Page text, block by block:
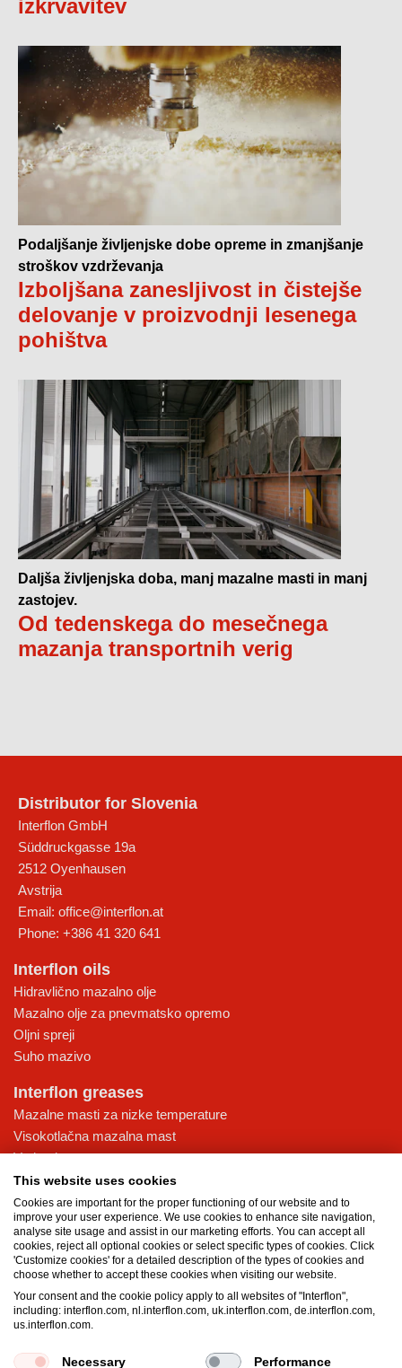
izkrvavitev
Podaljšanje življenjske dobe opreme in zmanjšanje
stroškov vzdrževanja
Izboljšana zanesljivost in čistejše
delovanje v proizvodnji lesenega
pohištva
Daljša življenjska doba, manj mazalne masti in manj
zastojev.
Od tedenskega do mesečnega
mazanja transportnih verig
Distributor for Slovenia
Interflon GmbH
Süddruckgasse 19a
2512 Oyenhausen
Avstrija
Email: office@interflon.at
Phone: +386 41 320 641
Interflon oils
Hidravlično mazalno olje
Mazalno olje za pnevmatsko opremo
Oljni spreji
Suho mazivo
Interflon greases
Mazalne masti za nizke temperature
Visokotlačna mazalna mast
Vodoodporna mast
Večnamenska mazalna mast
Knowledge database
Tehnologija MicPol®
Maziva za živilsko industrijo: zagotavljanje varnosti v živilski in
pijačarski industriji
Kakšna je razlika med oljem in mastjo?
Pomen kakovostnih maziv
This website uses cookies
Cookies are important for the proper functioning of our website and to
improve your user experience. We use cookies to enhance site navigation,
analyse site usage and assist in our marketing efforts. You can accept all
cookies, reject all optional cookies or select specific types of cookies. Click
'Customize cookies' for a detailed description of the types of cookies and
choose whether to accept these cookies when visiting our website.
Your consent and the cookie policy apply to all websites of "Interflon",
including: interflon.com, nl.interflon.com, uk.interflon.com, de.interflon.com,
us.interflon.com.
Necessary Performance